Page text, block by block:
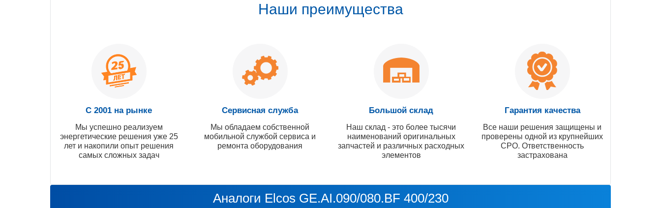
Наши преимущества
С 2001 на рынке
Мы успешно реализуем
энергетические решения уже 25
лет и накопили опыт решения
самых сложных задач
Сервисная служба
Мы обладаем собственной
мобильной службой сервиса и
ремонта оборудования
Большой склад
Наш склад - это более тысячи
наименований оригинальных
запчастей и различных расходных
элементов
Гарантия качества
Все наши решения защищены и
проверены одной из крупнейших
СРО. Ответственность
застрахована
Аналоги Elcos GE.AI.090/080.BF 400/230